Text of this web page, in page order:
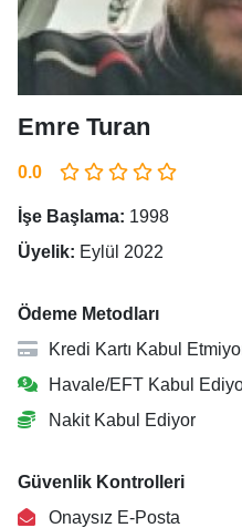
Emre Turan
0.0
İşe Başlama: 1998
Üyelik: Eylül 2022
Ödeme Metodları
Kredi Kartı Kabul
Havale/EFT Kabul
Nakit Kabul Ediyor
Güvenlik Kontrolleri
Onaysız E-Posta